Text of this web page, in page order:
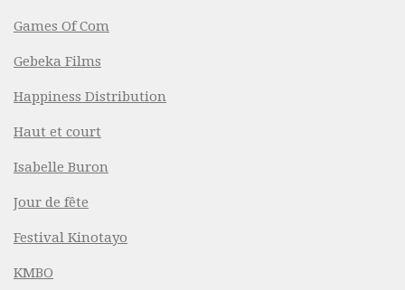
Games Of Com
Gebeka Films
Happiness Distribution
Haut et court
Isabelle Buron
Jour de fête
Festival Kinotayo
KMBO